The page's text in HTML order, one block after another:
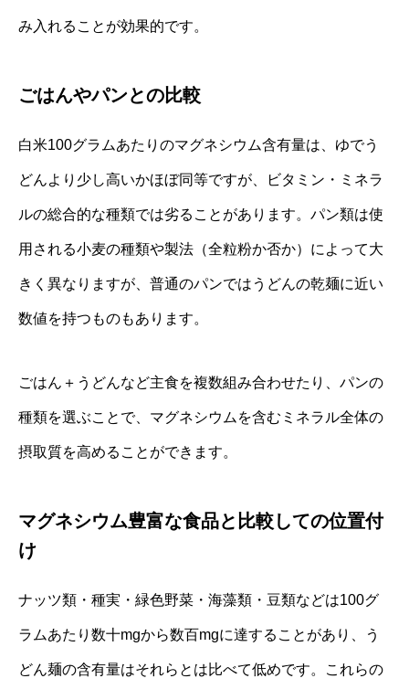
み入れることが効果的です。
ごはんやパンとの比較
白米100グラムあたりのマグネシウム含有量は、ゆでう
どんより少し高いかほぼ同等ですが、ビタミン・ミネラ
ルの総合的な種類では劣ることがあります。パン類は使
用される小麦の種類や製法（全粒粉か否か）によって大
きく異なりますが、普通のパンではうどんの乾麺に近い
数値を持つものもあります。
ごはん＋うどんなど主食を複数組み合わせたり、パンの
種類を選ぶことで、マグネシウムを含むミネラル全体の
摂取質を高めることができます。
マグネシウム豊富な食品と比較しての位置付
け
ナッツ類・種実・緑色野菜・海藻類・豆類などは100グ
ラムあたり数十mgから数百mgに達することがあり、う
どん麺の含有量はそれらとは比べて低めです。これらの